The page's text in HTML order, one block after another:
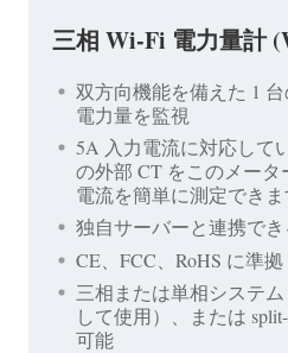
三相 Wi-Fi 電力量計
双方向機能を備えた 1
電力量を監視
5A 入力電流に対応して
の外部 CT をこのメー
電流を簡単に測定できま
独自サーバーと連携で
CE、FCC、RoHS に準拠
三相または単相システ
して使用）、または
可能